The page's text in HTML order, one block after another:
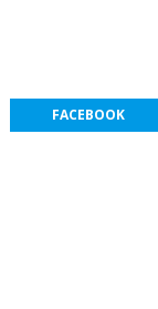
FACEBOOK